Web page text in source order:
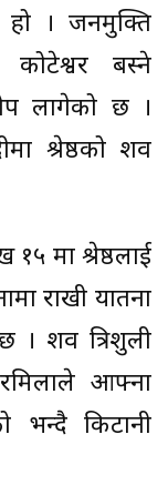
हो । जनमुक्ति
कोटेश्वर बस्ने
लागेको छ ।
श्रेष्ठको शव
मा श्रेष्ठलाई
राखी यातना
। शव त्रिशुली
रमिलाले आफ्ना
भन्दै किटानी